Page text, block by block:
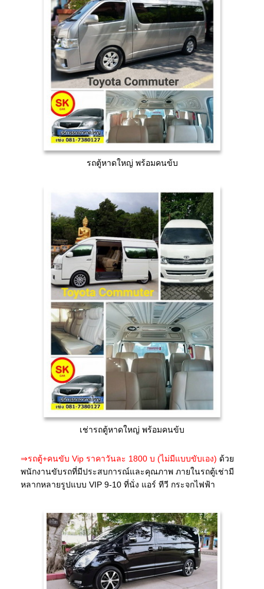
รถตู้หาดใหญ่ พร้อมคนข้บ
เช่ารถตู้หาดใหญ่ พร้อมคนข้บ
⇒รถตู้+คนขับ Vip ราคาวันละ 1800 บ (ไม่มีแบบขับเอง) ด้วย
พนักงานขับรถที่มีประสบการณ์และคุณภาพ ภายในรถตู้เช่ามี
หลากหลายรูปแบบ VIP 9-10 ที่นั่ง แอร์ ทีวี กระจกไฟฟ้า